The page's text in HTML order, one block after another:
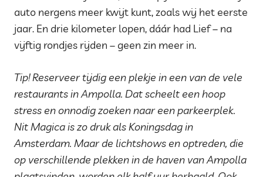
auto nergens meer kwijt kunt, zoals wij het eerste
jaar. En drie kilometer lopen, dáár had Lief – na
vijftig rondjes rijden – geen zin meer in.
Tip! Reserveer tijdig een plekje in een van de vele
restaurants in Ampolla. Dat scheelt een hoop
stress en onnodig zoeken naar een parkeerplek.
Nit Magica is zo druk als Koningsdag in
Amsterdam. Maar de lichtshows en optreden, die
op verschillende plekken in de haven van Ampolla